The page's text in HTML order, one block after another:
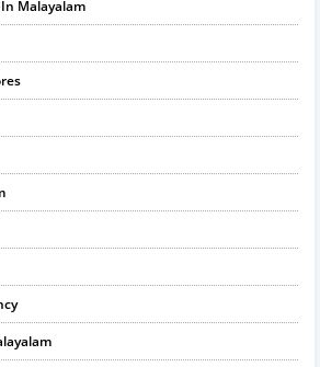
Malayalam